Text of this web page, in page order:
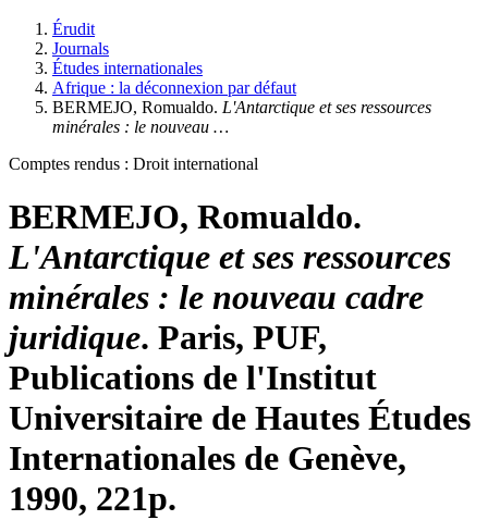
Érudit
Journals
Études internationales
Afrique : la déconnexion par défaut
BERMEJO, Romualdo. L'Antarctique et ses ressources
minérales : le nouveau …
Comptes rendus : Droit international
BERMEJO, Romualdo.
L'Antarctique et ses ressources
minérales : le nouveau cadre
juridique. Paris, PUF,
Publications de l'Institut
Universitaire de Hautes Études
Internationales de Genève,
1990, 221p.